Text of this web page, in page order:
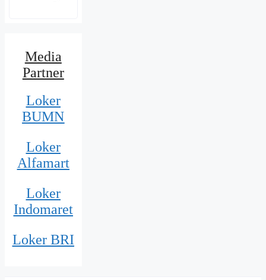
Media
Partner
Loker
BUMN
Loker
Alfamart
Loker
Indomaret
Loker BRI